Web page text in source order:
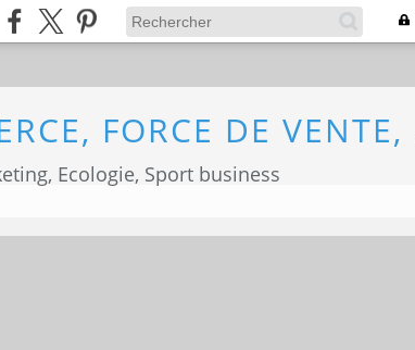
Ecologie, Sport business